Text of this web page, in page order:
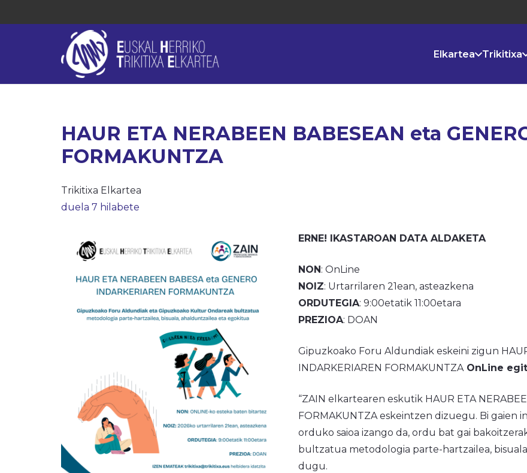
Elkartea Trikitixa
HAUR ETA NERABEEN BABESEAN eta
FORMAKUNTZA
Trikitixa Elkartea
duela 7 hilabete
ERNE! IKASTAROAN DATA ALDAKETA
NON: OnLine
NOIZ: Urtarrilaren 21ean, asteazkena
ORDUTEGIA: 9:00etatik 11:00etara
PREZIOA: DOAN
Gipuzkoako Foru Aldundiak eskeini zigun
INDARKERIAREN FORMAKUNTZAOnLine
“ZAIN elkartearen eskutik HAUR ETA
FORMAKUNTZA eskeintzen dizuegu. Bi
orduko saioa izango da, ordu bat gai
bultzatua metodologia parte-hartzailea,
dugu.